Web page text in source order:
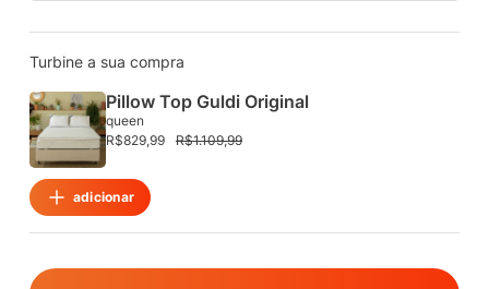
Turbine a sua compra
Pillow Top Guldi Original
queen
R$829,99 R$1.109,99
adicionar